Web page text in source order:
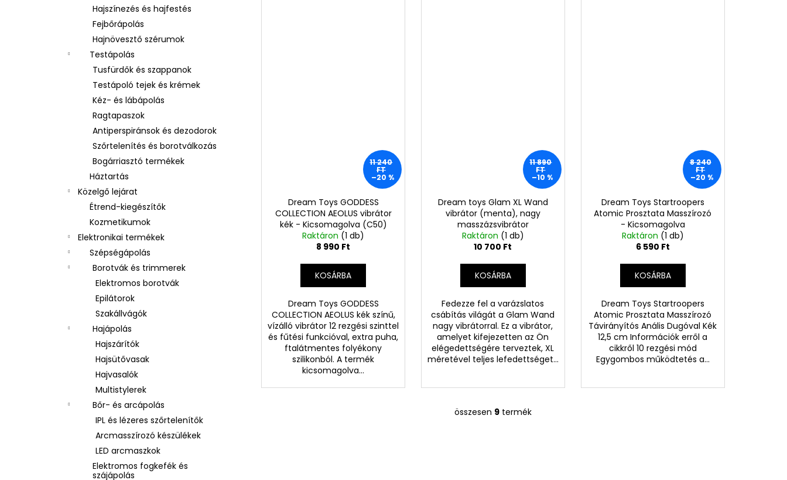
Hajszínezés és hajfestés
Fejbőrápolás
Hajnövesztő szérumok
Testápolás
Tusfürdők és szappanok
Testápoló tejek és krémek
Kéz- és lábápolás
Ragtapaszok
Antiperspiránsok és dezodorok
Szőrtelenítés és borotválkozás
Bogárriasztó termékek
Háztartás
Közelgő lejárat
Étrend-kiegészítők
Kozmetikumok
Elektronikai termékek
Szépségápolás
Borotvák és trimmerek
Elektromos borotvák
Epilátorok
Szakállvágók
Hajápolás
Hajszárítók
Hajsütővasak
Hajvasalók
Multistylerek
Bőr- és arcápolás
IPL és lézeres szőrtelenítők
Arcmasszírozó készülékek
LED arcmaszkok
Elektromos fogkefék és
szájápolás
11 240
FT
–20 %
Dream Toys GODDESS
COLLECTION AEOLUS vibrátor
kék - Kicsomagolva (C50)
Raktáron (1 db)
8 990 Ft
KOSÁRBA
Dream Toys GODDESS
COLLECTION AEOLUS kék színű,
vízálló vibrátor 12 rezgési szinttel
és fűtési funkcióval, extra puha,
ftalátmentes folyékony
szilikonból. A termék
kicsomagolva...
11 890
FT
–10 %
Dream toys Glam XL Wand
vibrátor (menta), nagy
masszázsvibrátor
Raktáron (1 db)
10 700 Ft
KOSÁRBA
Fedezze fel a varázslatos
csábítás világát a Glam Wand
nagy vibrátorral. Ez a vibrátor,
amelyet kifejezetten az Ön
elégedettségére terveztek, XL
méretével teljes lefedettséget...
8 240
FT
–20 %
Dream Toys Startroopers
Atomic Prosztata Masszírozó
- Kicsomagolva
Raktáron (1 db)
6 590 Ft
KOSÁRBA
Dream Toys Startroopers
Atomic Prosztata Masszírozó
Távirányítós Anális Dugóval Kék
12,5 cm Információk erről a
cikkről 10 rezgési mód
Egygombos működtetés a...
L
összesen 9 termék